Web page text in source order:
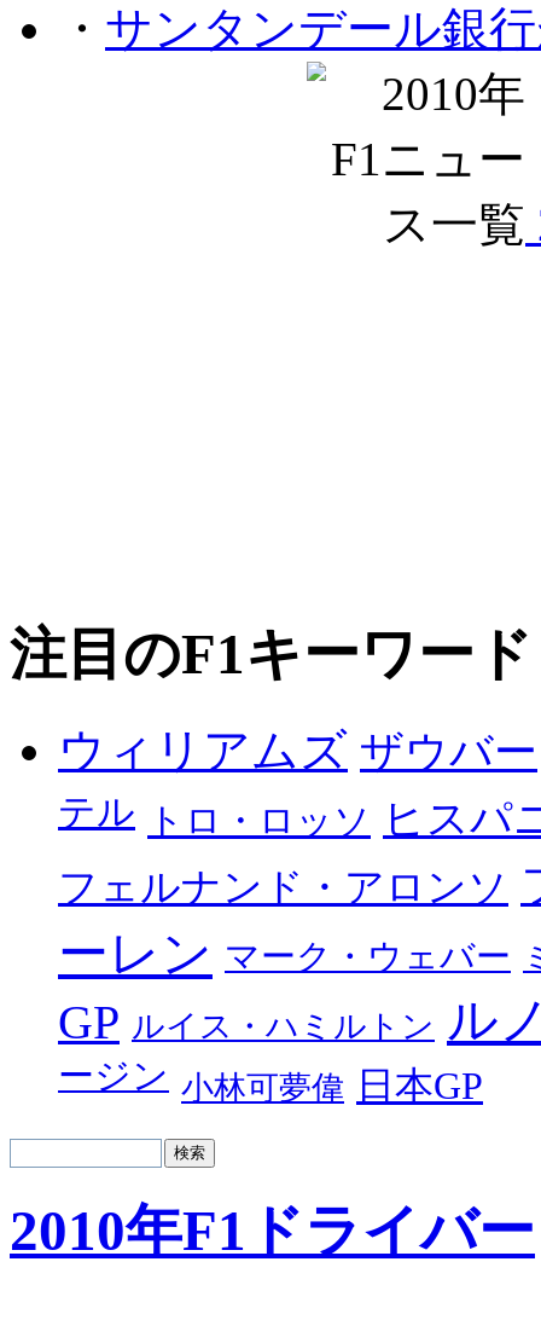
・ サンタンデール銀
注目のF1キーワード
ウィリアムズ ザウバー
テル トロ・ロッソ ヒスパ
フェルナンド・アロンソ
ーレン マーク・ウェバー
GP ルイス・ハミルトン ル
ージン 小林可夢偉 日本GP
2010年F1ドライバー